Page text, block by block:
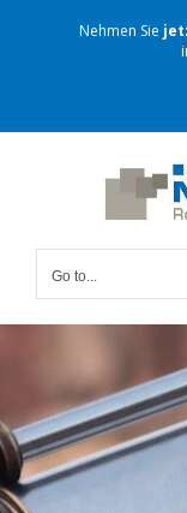
Nehmen Sie
Go to...